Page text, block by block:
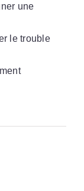
une
le trouble